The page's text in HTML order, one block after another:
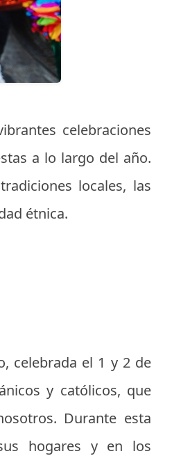
celebraciones
a lo largo del año.
locales, las
étnica.
celebrada el 1 y 2 de
y católicos, que
Durante esta
hogares y en los